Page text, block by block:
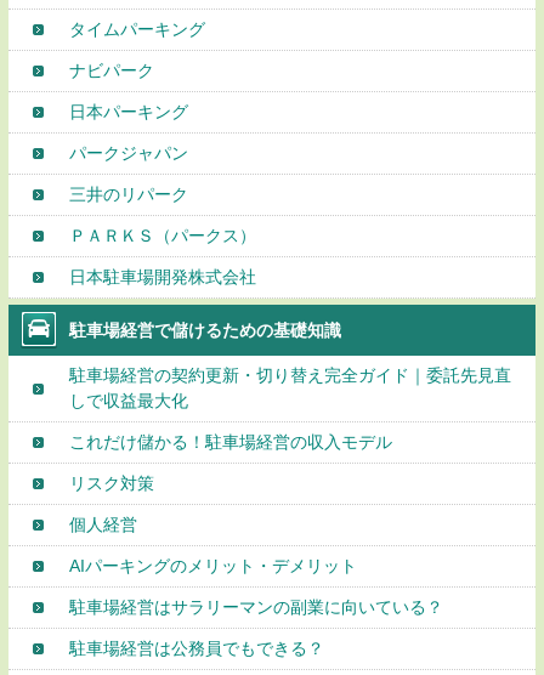
タイムパーキング
ナビパーク
日本パーキング
パークジャパン
三井のリパーク
ＰＡＲＫＳ（パークス）
日本駐車場開発株式会社
駐車場経営で儲けるための基礎知識
駐車場経営の契約更新・切り替え完全ガイド｜委託先見直
しで収益最大化
これだけ儲かる！駐車場経営の収入モデル
リスク対策
個人経営
AIパーキングのメリット・デメリット
駐車場経営はサラリーマンの副業に向いている？
駐車場経営は公務員でもできる？